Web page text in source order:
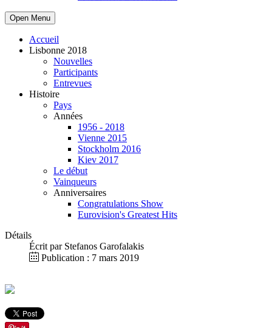
Open Menu
Accueil
Lisbonne 2018
Nouvelles
Participants
Entrevues
Histoire
Pays
Années
1956 - 2018
Vienne 2015
Stockholm 2016
Kiev 2017
Le début
Vainqueurs
Anniversaires
Congratulations Show
Eurovision's Greatest Hits
Détails
Écrit par Stefanos Garofalakis
Publication : 7 mars 2019